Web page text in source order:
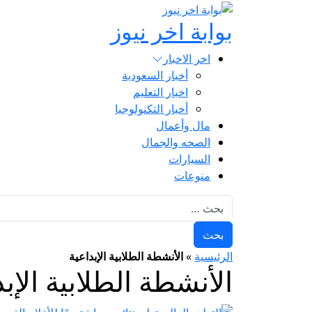
بوابة اخر نيوز
اخر الاخبار
أخبار السعودية
اخبار التعليم
أخبار التكنولوجيا
مال وأعمال
الصحه والجمال
السيارات
منوعات
الرئيسية »الأنشطة الطلابية الإبداعية
الأنشطة الطلابية